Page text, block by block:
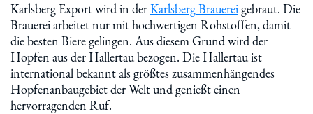
Karlsberg Export wird in derKarlsberg Brauereigebraut. Die
Brauerei arbeitet nur mit hochwertigen Rohstoffen, damit
die besten Biere gelingen. Aus diesem Grund wird der
Hopfen aus der Hallertau bezogen. Die Hallertau ist
international bekannt als größtes zusammenhängendes
Hopfenanbaugebiet der Welt und genießt einen
hervorragenden Ruf.